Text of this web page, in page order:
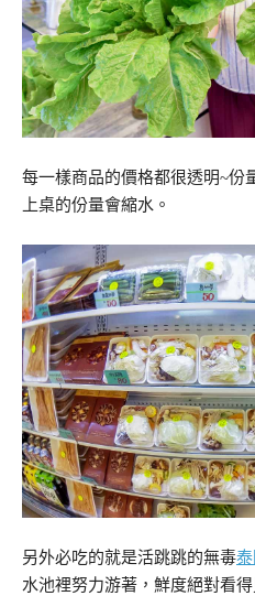
每一樣商品的價格都很透明~份
上桌的份量會縮水。
另外必吃的就是活跳跳的無毒
水池裡努力游著，鮮度絕對看得